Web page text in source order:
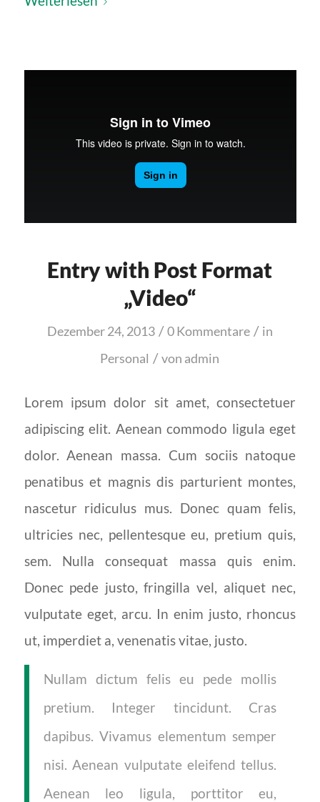
Entry with Post Format
„Video“
Dezember 24, 2013 / 0 Kommentare / in
Personal / von admin
Lorem ipsum dolor sit amet, consectetuer
adipiscing elit. Aenean commodo ligula eget
dolor. Aenean massa. Cum sociis natoque
penatibus et magnis dis parturient montes,
nascetur ridiculus mus. Donec quam felis,
ultricies nec, pellentesque eu, pretium quis,
sem. Nulla consequat massa quis enim.
Donec pede justo, fringilla vel, aliquet nec,
vulputate eget, arcu. In enim justo, rhoncus
ut, imperdiet a, venenatis vitae, justo.
Nullam dictum felis eu pede mollis
pretium. Integer tincidunt. Cras
dapibus. Vivamus elementum semper
nisi. Aenean vulputate eleifend tellus.
Aenean leo ligula, porttitor eu,